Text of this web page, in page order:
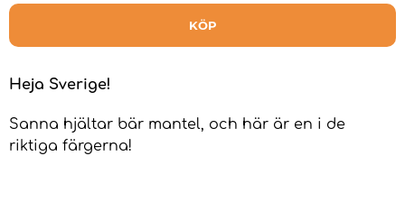
KÖP
Heja Sverige!
Sanna hjältar bär mantel, och här är en i de
riktiga färgerna!